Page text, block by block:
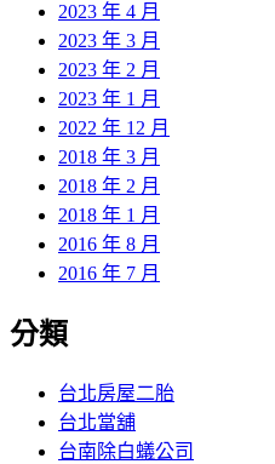
2023 年 4 月
2023 年 3 月
2023 年 2 月
2023 年 1 月
2022 年 12 月
2018 年 3 月
2018 年 2 月
2018 年 1 月
2016 年 8 月
2016 年 7 月
分類
台北房屋二胎
台北當舖
台南除白蟻公司